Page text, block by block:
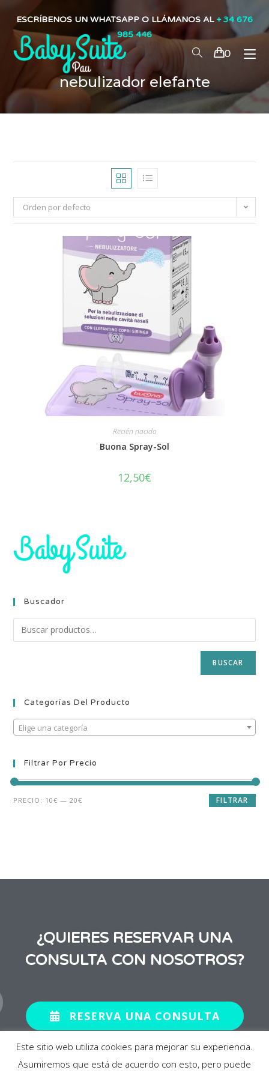
ESCRÍBENOS UN WHATSAPP O LLÁMANOS AL + 34 676
985 446
0
nebulizador elefante
Orden por defecto
Recién nacido
Buona Spray-Sol
12,50€
Buscador
BUSCAR
Categorías Del Producto
Elige una categoría
Filtrar Por Precio
FILTRAR
PRECIO: 10€ —20€
¿QUIERES RESERVAR UNA
CONSULTA CON NOSOTROS?
RESERVA UNA CONSULTA
Este sitio web utiliza cookies para mejorar su experiencia.
Asumiremos que está de acuerdo con esto, pero puede